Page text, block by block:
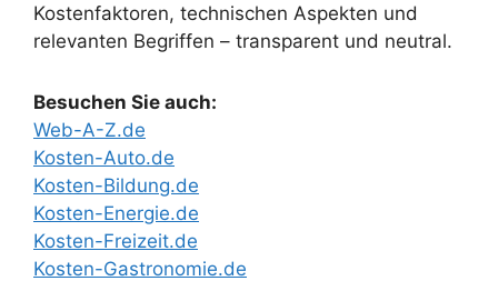
Kostenfaktoren, technischen Aspekten und
relevanten Begriffen – transparent und neutral.
Besuchen Sie auch:
Web-A-Z.de
Kosten-Auto.de
Kosten-Bildung.de
Kosten-Energie.de
Kosten-Freizeit.de
Kosten-Gastronomie.de